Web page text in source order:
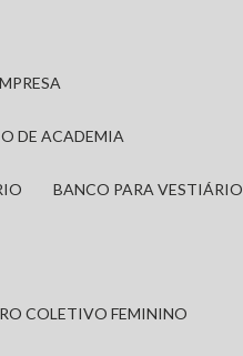
DE ACADEMIA
BANCO PARA VESTIÁRIO
COLETIVO FEMININO